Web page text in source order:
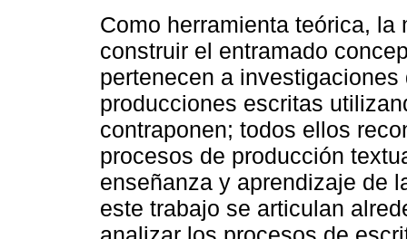
Como herramienta teórica,
construir el entramado
pertenecen a
producciones escritas
contraponen; todos ellos
procesos de producción
enseñanza y aprendizaje de
este trabajo se articulan